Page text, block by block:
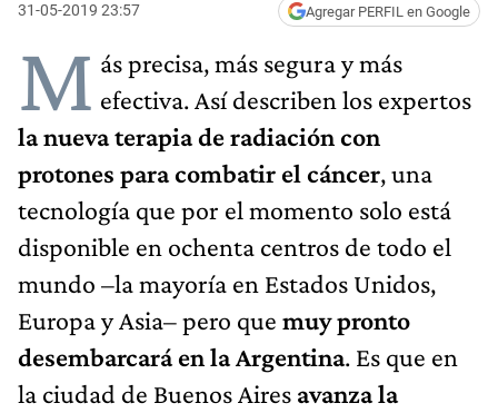
31-05-2019 23:57 Agregar PERFIL en Google
M ás precisa, más segura y más
efectiva. Así describen los expertos
la nueva terapia de radiación con
protones para combatir el cáncer, una
tecnología que por el momento solo está
disponible en ochenta centros de todo el
mundo –la mayoría en Estados Unidos,
Europa y Asia– pero que muy pronto
desembarcará en la Argentina. Es que en
la ciudad de Buenos Aires avanza la